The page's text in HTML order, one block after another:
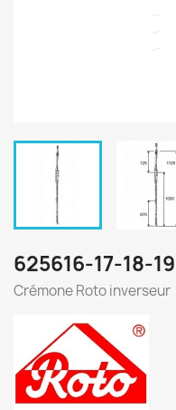
625616-17-18-
Crémone Roto inverseur